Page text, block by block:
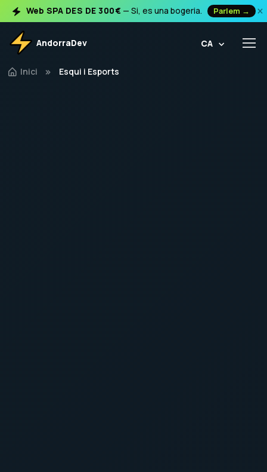
Web SPA DES DE 300€ — Si, es una bogeria. Parlem → ×
AndorraDev CA
Inici Esqui i Esports